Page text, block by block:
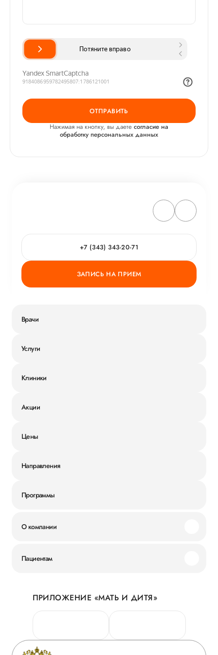
ОТПРАВИТЬ
Нажимая на кнопку, вы даете согласие на
обработку персональных данных
+7 (343) 343-20-71
ЗАПИСЬ НА ПРИЕМ
Врачи
Услуги
Клиники
Акции
Цены
Направления
Программы
О компании
Новости
Руководство
Сотрудничество
Инвесторам
Пациентам
Личный кабинет
Персональные данные
Горячая линия качества
Вопрос-ответ
ПРИЛОЖЕНИЕ «МАТЬ И ДИТЯ»